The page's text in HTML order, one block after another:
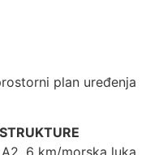
plan uređenja
6 km/morska luka